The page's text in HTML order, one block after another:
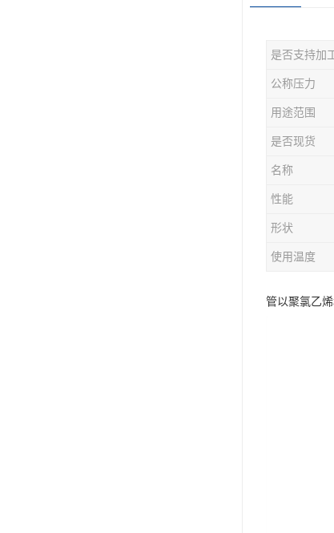
是否支持加
公称压力
用途范围
是否现货
名称
性能
形状
使用温度
管以聚氯乙